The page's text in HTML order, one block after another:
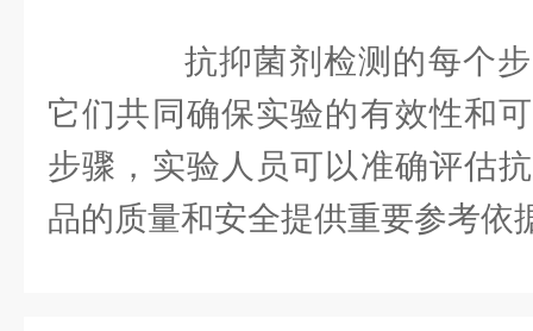
抗抑菌剂检测的每个步
它们共同确保实验的有效性和
步骤，实验人员可以准确评估
品的质量和安全提供重要参考依